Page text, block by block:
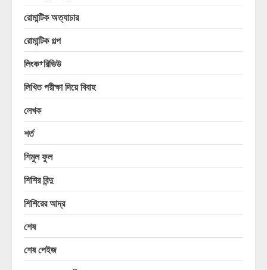
রোমান্টিক অত্যাচার
রোমান্টিক গল্প
লিংক+রিভিউ
লিখিত পরীক্ষা দিয়ে বিবাহ
লেখক
শর্ত
শিমুল ফুল
শিশির বিন্দু
শিশিরের আদ্র
শেষ
শেষ পেইজ